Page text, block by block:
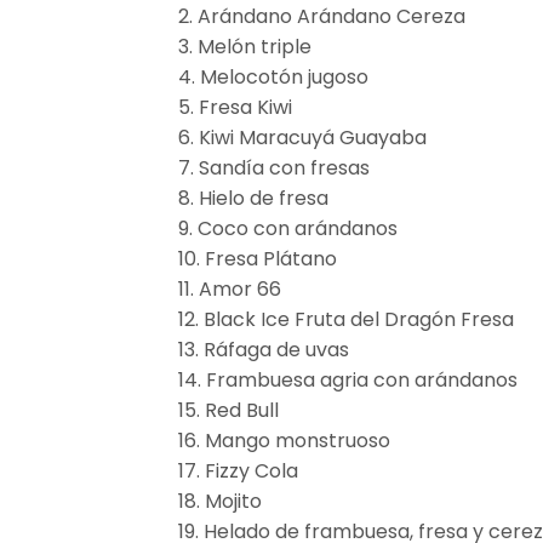
2. Arándano Arándano Cereza
3. Melón triple
4. Melocotón jugoso
5. Fresa Kiwi
6. Kiwi Maracuyá Guayaba
7. Sandía con fresas
8. Hielo de fresa
9. Coco con arándanos
10. Fresa Plátano
11. Amor 66
12. Black Ice Fruta del Dragón Fresa
13. Ráfaga de uvas
14. Frambuesa agria con arándanos
15. Red Bull
16. Mango monstruoso
17. Fizzy Cola
18. Mojito
19. Helado de frambuesa, fresa y